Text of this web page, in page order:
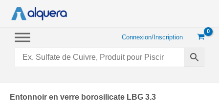
Connexion/Inscription
Entonnoir en verre borosilicate LBG 3.3